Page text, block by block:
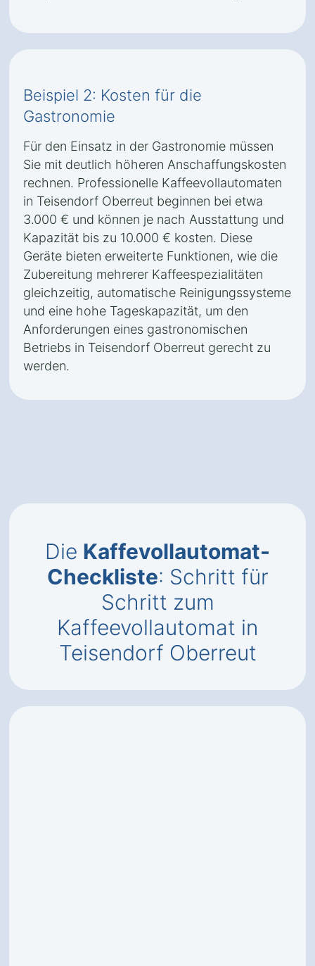
Beispiel 2: Kosten für die
Gastronomie
Für den Einsatz in der Gastronomie müssen
Sie mit deutlich höheren Anschaffungskosten
rechnen. Professionelle Kaffeevollautomaten
in Teisendorf Oberreut beginnen bei etwa
3.000 € und können je nach Ausstattung und
Kapazität bis zu 10.000 € kosten. Diese
Geräte bieten erweiterte Funktionen, wie die
Zubereitung mehrerer Kaffeespezialitäten
gleichzeitig, automatische Reinigungssysteme
und eine hohe Tageskapazität, um den
Anforderungen eines gastronomischen
Betriebs in Teisendorf Oberreut gerecht zu
werden.
Die Kaffevollautomat-
Checkliste: Schritt für
Schritt zum
Kaffeevollautomat in
Teisendorf Oberreut